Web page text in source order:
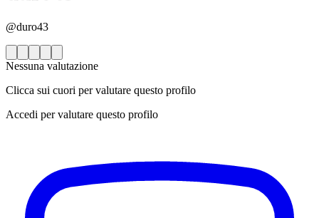
@duro43
Nessuna valutazione
Clicca sui cuori per valutare questo profilo
Accedi per valutare questo profilo